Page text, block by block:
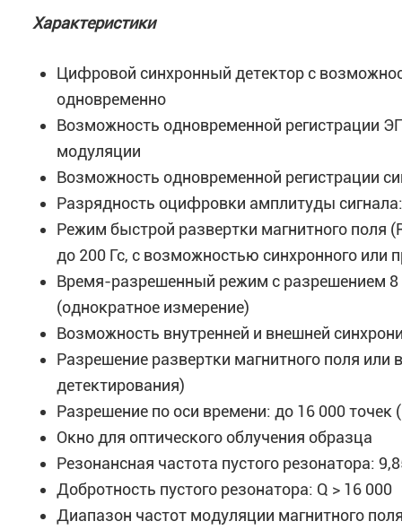
Характеристики
Цифровой синхронный детектор с
одновременно
Возможность одновременной регистрации
модуляции
Возможность одновременной регистрации
Разрядность оцифровки амплитуды
Режим быстрой развертки магнитного поля
до 200 Гс, с возможностью синхронного или
Время-разрешенный режим с разрешением 8
(однократное измерение)
Возможность внутренней и внешней
Разрешение развертки магнитного поля
детектирования)
Разрешение по оси времени: до 16 000
Окно для оптического облучения образца
Резонансная частота пустого резонатора:
Добротность пустого резонатора: Q > 16 000
Диапазон частот модуляции магнитного